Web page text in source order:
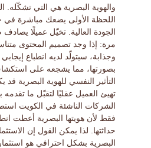
والهوية البصرية هي التي تشكّله.
اللحظة الأولى يضعك مباشرة في
الجودة العالية. تخيّل عميلًا
مرة: إذا وجد تصميم المحتوى
وجذابة، سيتولّد لديه انطباع
بصورتها، مما يشجعه على
التأثير النفسي للهوية البصرية قد
تهيئ العميل عقليًا لتقبّل ما تقدمه
الشركات الناشئة في الكويت
فقط لأن هويتها البصرية أعطت
حداثتها. لذا يمكن القول إن
البصرية بشكل احترافي هو